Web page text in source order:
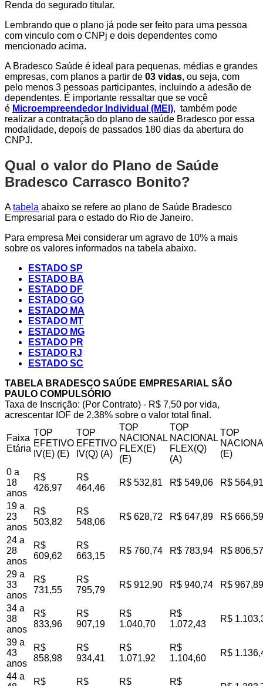
Renda do segurado titular.
Lembrando que o plano já pode ser feito para uma pessoa
com vinculo com o CNPj e dois dependentes como
mencionado acima.
A Bradesco Saúde é ideal para pequenas, médias e grandes
empresas, com planos a partir de 03 vidas, ou seja, com
pelo menos 3 pessoas participantes, incluindo a adesão de
dependentes. É importante ressaltar que se você
é Microempreendedor Individual (MEI), também pode
realizar a contratação do plano de saúde Bradesco por essa
modalidade, depois de passados 180 dias da abertura do
CNPJ.
Qual o valor do Plano de Saúde
Bradesco Carrasco Bonito?
Atabela abaixo se refere ao plano de Saúde Bradesco
Empresarial para o estado do Rio de Janeiro.
Para empresa Mei considerar um agravo de 10% a mais
sobre os valores informados na tabela abaixo.
ESTADO SP
ESTADO BA
ESTADO DF
ESTADO GO
ESTADO MA
ESTADO MT
ESTADO MG
ESTADO PR
ESTADO RJ
ESTADO SC
TABELA BRADESCO SAÚDE EMPRESARIAL SÃO
PAULO COMPULSÓRIO
Taxa de Inscrição: (Por Contrato) - R$ 7,50 por vida,
acrescentar IOF de 2,38% sobre o valor total final.
Faixa
Etária
TOP
EFETIVO
IV(E) (E)
TOP
EFETIVO
IV(Q) (A)
TOP
NACIONAL
FLEX(E)
(E)
TOP
NACIONAL
FLEX(Q)
(A)
TOP
(E)
0 a
18
anos
R$
426,97
R$
464,46
R$ 532,81 R$ 549,06 R$ 564,91
19 a
23
anos
R$
503,82
R$
548,06
R$ 628,72 R$ 647,89 R$ 666,59
24 a
28
anos
R$
609,62
R$
663,15
R$ 760,74 R$ 783,94 R$ 806,57
29 a
33
anos
R$
731,55
R$
795,79
R$ 912,90 R$ 940,74 R$ 967,89
34 a
38
anos
R$
833,96
R$
907,19
R$
1.040,70
R$
1.072,43
R$
39 a
43
anos
R$
858,98
R$
934,41
R$
1.071,92
R$
1.104,60
R$
44 a
R$ R$ R$ R$